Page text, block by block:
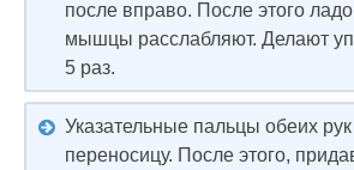
после вправо. После этого
мышцы расслабляют. Делают
5 раз.
Указательные пальцы обеих рук
переносицу. После этого,